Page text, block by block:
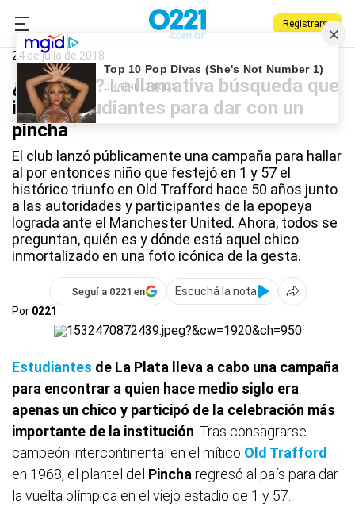
Registrarse
0221.com.ar
Estudiantes
24 de julio de 2018
¿Quién es? La llamativa búsqueda que
inició Estudiantes para dar con un
pincha
El club lanzó públicamente una campaña para hallar
al por entonces niño que festejó en 1 y 57 el
histórico triunfo en Old Trafford hace 50 años junto
a las autoridades y participantes de la epopeya
lograda ante el Manchester United. Ahora, todos se
preguntan, quién es y dónde está aquel chico
inmortalizado en una foto icónica de la gesta.
Seguí a 0221 en
Escuchá la nota
Por 0221
Estudiantes de La Plata
lleva a cabo una campaña
para encontrar a quien hace medio siglo era
apenas un chico y participó de la celebración más
importante de la institución . Tras consagrarse
campeón intercontinental en el mítico Old Trafford
en 1968, el plantel del Pincha regresó al país para dar
la vuelta olímpica en el viejo estadio de 1 y 57.